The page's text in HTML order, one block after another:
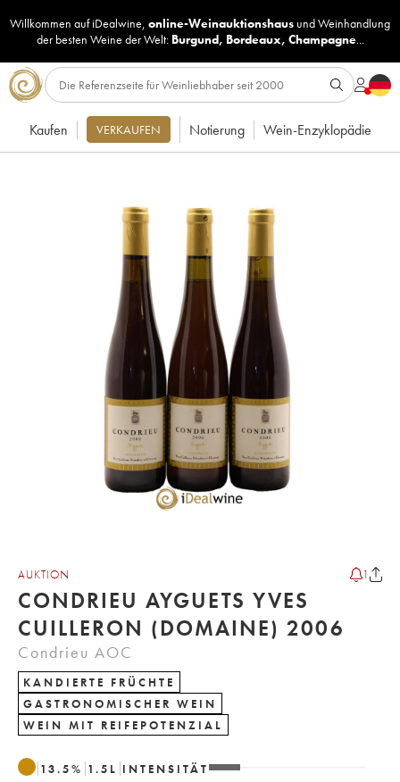
Willkommen auf iDealwine, online-Weinauktionshaus undWeinhandlung
der besten Weine der Welt: Burgund, Bordeaux, Champagne...
Kaufen VERKAUFEN Notierung Wein-Enzyklopädie
AUKTION 1
CONDRIEU AYGUETS YVES
CUILLERON (DOMAINE) 2006
Condrieu AOC
KANDIERTE FRÜCHTE
GASTRONOMISCHER WEIN
WEIN MIT REIFEPOTENZIAL
13.5% 1.5 L INTENSITÄT